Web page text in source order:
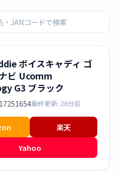
ボイスキャディ ゴ
ビ Ucomm
G3 ブラック
最終更新: 26分前
楽天
Yahoo